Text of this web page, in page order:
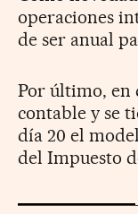
operaciones
de ser anual
Por último, en
contable y se
día 20 el
del Impuesto